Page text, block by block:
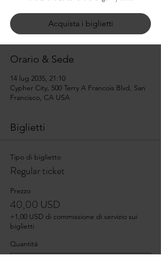
Acquista i biglietti
Orario & Sede
14 lug 2035, 21:10
Cypher City, 500 Terry A Francois Blvd, San
Francisco, CA USA
Biglietti
Tipo di biglietto
Regular ticket
Prezzo
40,00 USD
+1,00 USD di commissione di servizio sui
biglietti
Quantità